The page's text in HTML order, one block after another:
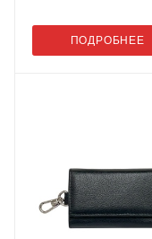
ПОДРОБНЕЕ